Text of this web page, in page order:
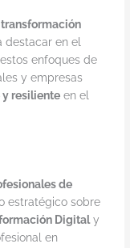
destacar en el
enfoques de
y empresas
y resiliente en el
de
estratégico sobre
Digitaly
en